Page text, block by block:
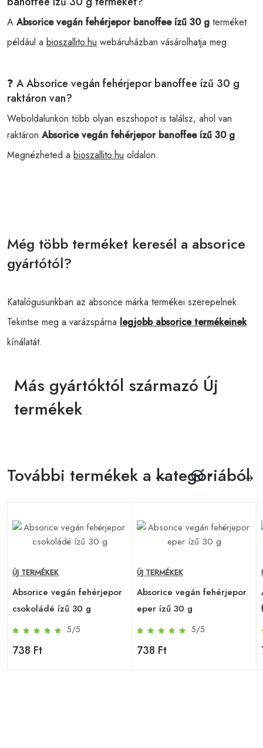
A Absorice vegán fehérjepor banoffee ízű 30 g terméket
például a bioszallito.hu webáruházban vásárolhatja meg.
❓ A Absorice vegán fehérjepor banoffee ízű 30 g
raktáron van?
Weboldalunkon több olyan eszshopot is találsz, ahol van
raktáron Absorice vegán fehérjepor banoffee ízű 30 g
Megnézheted a bioszallito.hu oldalon.
Még több terméket keresél a absorice
gyártótól?
Katalógusunkban az absorice márka termékei szerepelnek.
Tekintse meg a varázspárna legjobb absorice termékeinek
kínálatát.
Más gyártóktól származó Új
termékek
További termékek a kategóriából
ÚJ TERMÉKEK
Absorice vegán fehérjepor
csokoládé ízű 30 g
5/5
738 Ft
ÚJ TERMÉKEK
Absorice vegán fehérjepor
eper ízű 30 g
5/5
738 Ft